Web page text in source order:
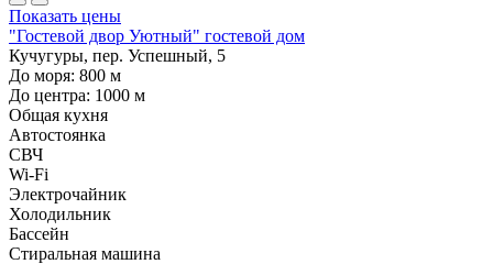
Показать цены
"Гостевой двор Уютный" гостевой дом
Кучугуры, пер. Успешный, 5
До моря: 800 м
До центра: 1000 м
Общая кухня
Автостоянка
СВЧ
Wi-Fi
Электрочайник
Холодильник
Бассейн
Стиральная машина